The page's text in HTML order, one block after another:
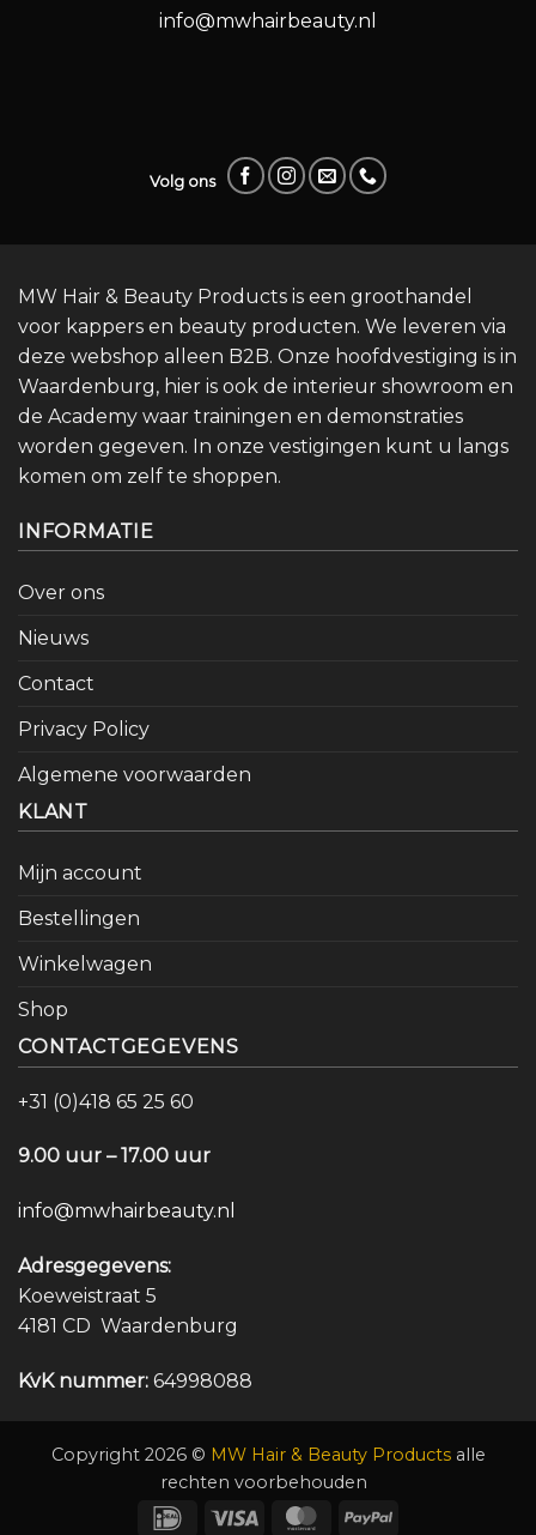
info@mwhairbeauty.nl
Volg ons
MW Hair & Beauty Products is een groothandel
voor kappers en beauty producten. We leveren via
deze webshop alleen B2B. Onze hoofdvestiging is in
Waardenburg, hier is ook de interieur showroom en
de Academy waar trainingen en demonstraties
worden gegeven. In onze vestigingen kunt u langs
komen om zelf te shoppen.
INFORMATIE
Over ons
Nieuws
Contact
Privacy Policy
Algemene voorwaarden
KLANT
Mijn account
Bestellingen
Winkelwagen
Shop
CONTACTGEGEVENS
+31 (0)418 65 25 60
9.00 uur – 17.00 uur
info@mwhairbeauty.nl
Adresgegevens:
Koeweistraat 5
4181 CD Waardenburg
KvK nummer: 64998088
Copyright 2026 © MW Hair & Beauty Productsalle
rechten voorbehouden
IDeal
Visa MasterCardPayPal